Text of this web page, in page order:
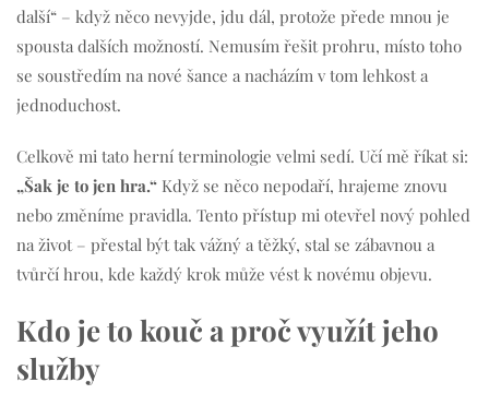
další“ – když něco nevyjde, jdu dál, protože přede mnou je
spousta dalších možností. Nemusím řešit prohru, místo toho
se soustředím na nové šance a nacházím v tom lehkost a
jednoduchost.
Celkově mi tato herní terminologie velmi sedí. Učí mě říkat si:
„Šak je to jen hra.“ Když se něco nepodaří, hrajeme znovu
nebo změníme pravidla. Tento přístup mi otevřel nový pohled
na život – přestal být tak vážný a těžký, stal se zábavnou a
tvůrčí hrou, kde každý krok může vést k novému objevu.
Kdo je to kouč a proč využít jeho
služby